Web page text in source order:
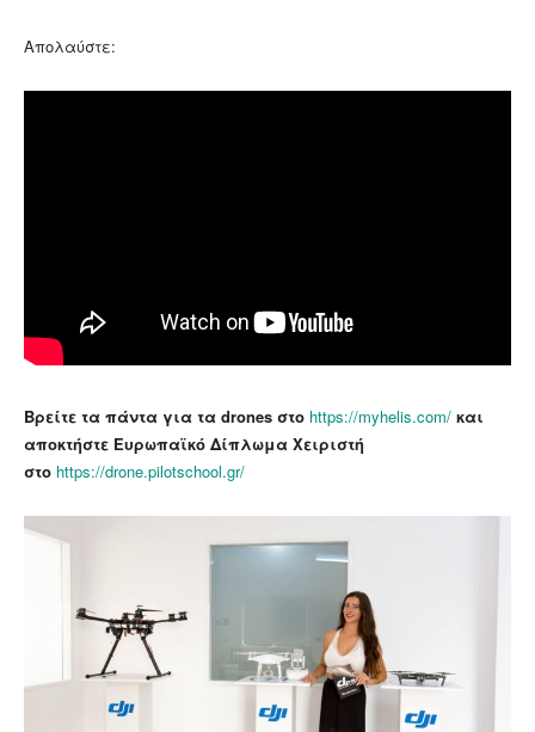
Απολαύστε:
Βρείτε τα πάντα για τα drones στο https://myhelis.com/ και
αποκτήστε Ευρωπαϊκό Δίπλωμα Χειριστή
στο https://drone.pilotschool.gr/